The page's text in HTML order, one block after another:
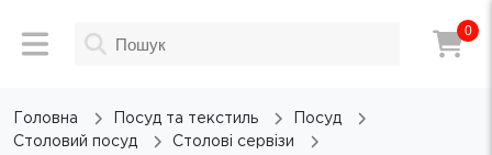
0
Головна Посуд та текстиль
Посуд
Столовий посуд
Столові сервізи